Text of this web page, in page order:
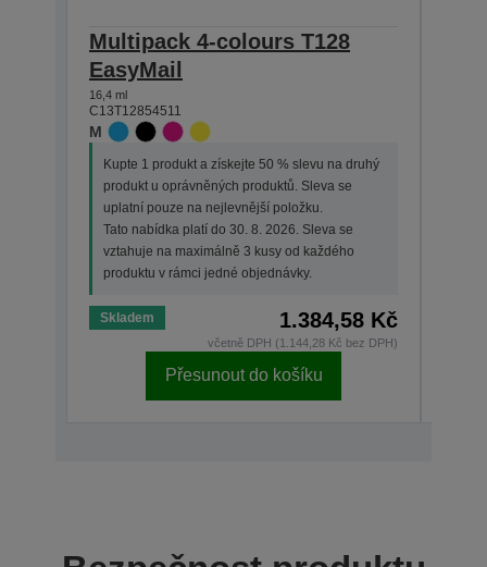
Multipack 4-colours T128
EasyMail
16,4 ml
C13T12854511
M
Kupte 1 produkt a získejte 50 % slevu na druhý
produkt u oprávněných produktů. Sleva se
uplatní pouze na nejlevnější položku.
Tato nabídka platí do 30. 8. 2026. Sleva se
vztahuje na maximálně 3 kusy od každého
produktu v rámci jedné objednávky.
Skladem 1.384,58 Kč
včetně DPH (1.144,28 Kč bez DPH)
Přesunout do košíku